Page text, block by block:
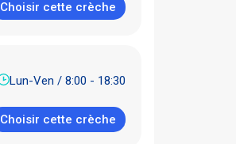
Choisir cette crèche
Lun-Ven / 8:00 - 18:30
Choisir cette crèche